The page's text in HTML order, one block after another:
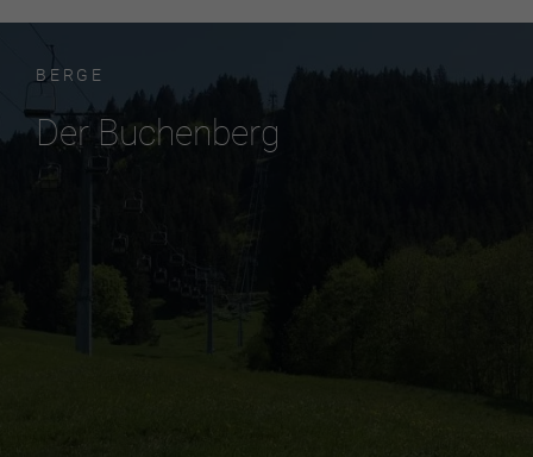
BERGE
Der Buchenberg